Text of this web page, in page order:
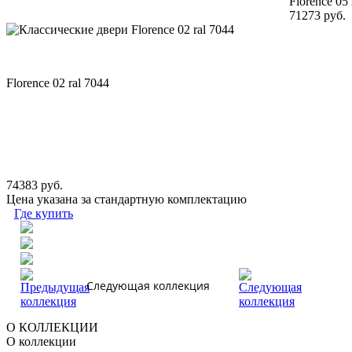
71273 руб.
Florence 02 ral 7044
74383 руб.
Цена указана за стандартную комплектацию
Где купить
Следующая коллекция
О КОЛЛЕКЦИИ
О коллекции